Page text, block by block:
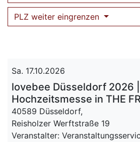
PLZ weiter eingrenzen
Sa. 17.10.2026
lovebee Düsseldorf 2026
Hochzeitsmesse in THE
40589 Düsseldorf,
Reisholzer Werftstraße 19
Veranstalter: